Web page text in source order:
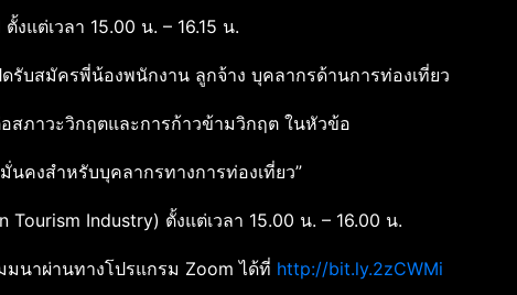
งแต่เวลา 15.00 น. – 16.15 น.
รับสมัครพี่น้องพนักงาน ลูกจ้าง บุคลากรด้านการท่องเที่ยว
สภาวะวิกฤตและการก้าวข้ามวิกฤต ในหัวข้อ
นคงสำหรับบุคลากรทางการท่องเที่ยว”
Tourism Industry) ตั้งแต่เวลา 15.00 น. – 16.00 น.
มนาผ่านทางโปรแกรม Zoom ได้ที่ http://bit.ly.2zCWMi